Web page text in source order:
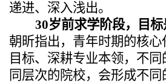
递进、深入浅出。
30岁前求学阶段，目标
朝昕指出，青年时期的核
目标、深耕专业本领，不
同层次的院校，会形成不